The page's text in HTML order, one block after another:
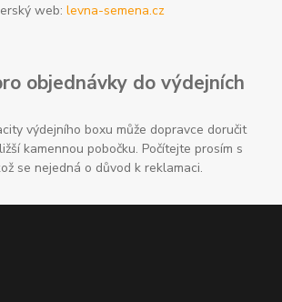
web:levna-semena.cz
objednávky do výdejních
výdejního boxu může dopravce doručit
kamennou pobočku. Počítejte prosím s
se nejedná o důvod k reklamaci.